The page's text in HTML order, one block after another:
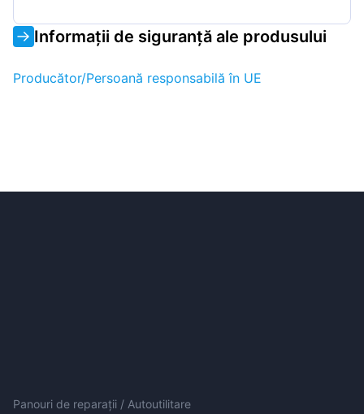
Informații de siguranță ale produsului
Producător/Persoană responsabilă în UE
Panouri de reparații / Autoutilitare